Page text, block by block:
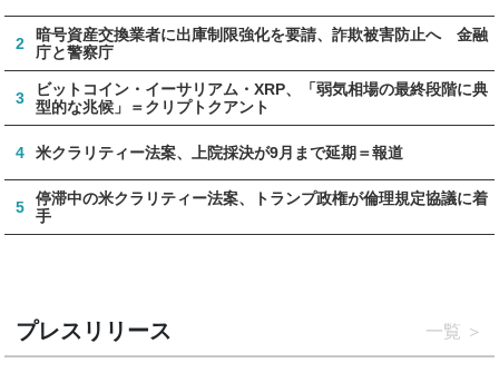
2
暗号資産交換業者に出庫制限強化を要請、詐欺被害防止へ 金融
庁と警察庁
3
ビットコイン・イーサリアム・XRP、「弱気相場の最終段階に典
型的な兆候」＝クリプトクアント
4 米クラリティー法案、上院採決が9月まで延期＝報道
5
停滞中の米クラリティー法案、トランプ政権が倫理規定協議に着
手
プレスリリース 一覧